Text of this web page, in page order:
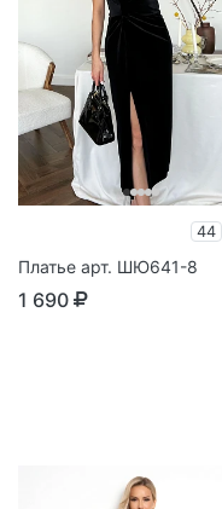
44
Платье арт. ШЮ641-8
1 690